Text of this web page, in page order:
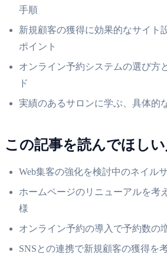
手順
新規顧客の獲得に効果的なサイト
ポイント
オンライン予約システムの選び方
ド
実績のあるサロンに学ぶ、具体的
この記事を読んでほしい
Web集客の強化を検討中のネイル
ホームページのリニューアルを考
様
オンライン予約の導入で予約数の
SNSとの連携で新規顧客の獲得を